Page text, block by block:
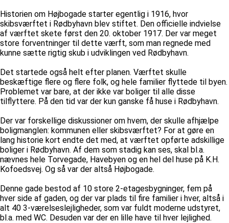
Historien om Højbogade starter egentlig i 1916, hvor
skibsværftet i Rødbyhavn blev stiftet. Den officielle indvielse
af værftet skete først den 20. oktober 1917. Der var meget
store forventninger til dette værft, som man regnede med
kunne sætte rigtig skub i udviklingen ved Rødbyhavn.
Det startede også helt efter planen. Værftet skulle
beskæftige flere og flere folk, og hele familier flyttede til byen.
Problemet var bare, at der ikke var boliger til alle disse
tilflyttere. På den tid var der kun ganske få huse i Rødbyhavn.
Der var forskellige diskussioner om hvem, der skulle afhjælpe
boligmanglen: kommunen eller skibsværftet? For at gøre en
lang historie kort endte det med, at værftet opførte adskillige
boliger i Rødbyhavn. Af dem som stadig kan ses, skal bl.a.
nævnes hele Torvegade, Havebyen og en hel del huse på K.H.
Kofoedsvej. Og så var der altså Højbogade.
Denne gade bestod af 10 store 2-etagesbygninger, fem på
hver side af gaden, og der var plads til fire familier i hver, altså i
alt 40 3-værelseslejligheder, som var fuldt moderne udstyret,
bl.a. med WC. Desuden var der en lille have til hver lejlighed.